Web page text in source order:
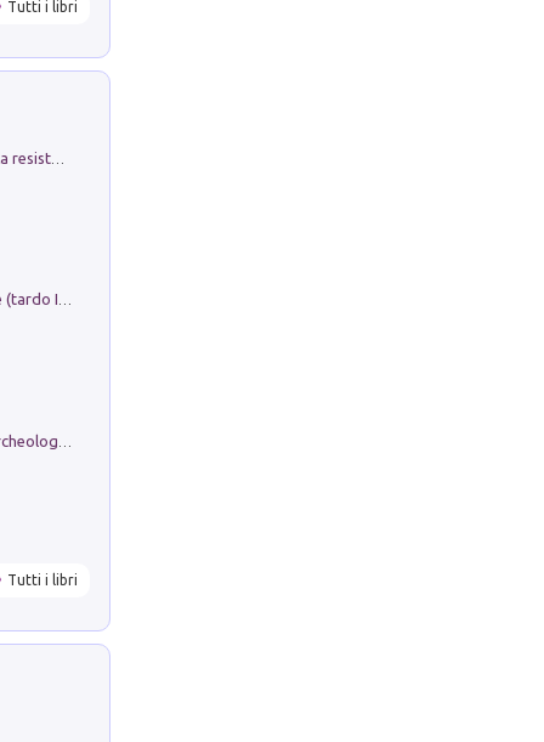
Tutti i libri
Sofiana. In Sicilia centro-meridionale (tardo III-metà IX secolo d.C.): dall'agro-town tardo-imperiale al villaggio medio-bizantino. Nuova ediz.
Tutti i libri